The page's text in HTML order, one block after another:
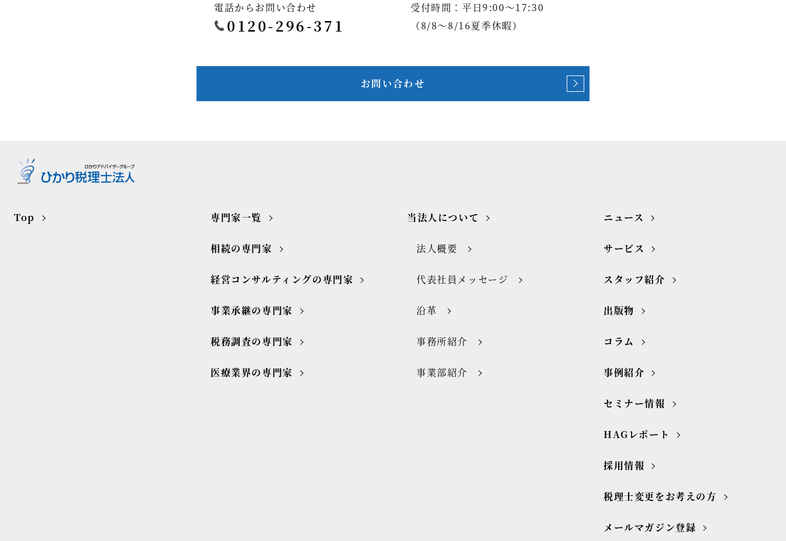
電話からお問い合わせ
0120-296-371
受付時間：平日9:00～17:30
（8/8～8/16夏季休暇）
お問い合わせ
Top 専門家一覧
相続の専門家
経営コンサルティングの専門家
事業承継の専門家
税務調査の専門家
医療業界の専門家
当法人について
法人概要
代表社員メッセージ
沿革
事務所紹介
事業部紹介
ニュース
サービス
スタッフ紹介
出版物
コラム
事例紹介
セミナー情報
HAGレポート
採用情報
税理士変更をお考えの方
メールマガジン登録